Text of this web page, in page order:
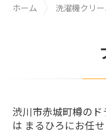
ホーム 洗濯機クリ
渋川市赤城町樽の
は まるひろにお任せ